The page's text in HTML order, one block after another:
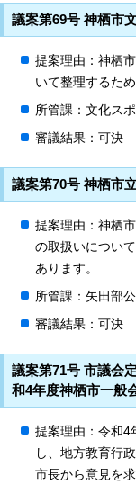
議案第69号 神栖市
提案理由：神栖
いて整理するた
所管課：文化ス
審議結果：可決
議案第70号 神栖市
提案理由：神栖
の取扱いについ
あります。
所管課：矢田部
審議結果：可決
議案第71号 市議会
和4年度神栖市一般
提案理由：令和4
し、地方教育行
市長から意見を